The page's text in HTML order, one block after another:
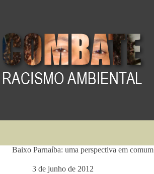
Baixo Parnaíba: uma perspectiva em comum
3 de junho de 2012